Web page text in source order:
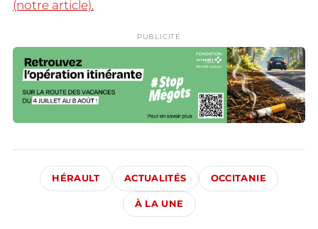
(notre article).
PUBLICITÉ
HÉRAULT ACTUALITÉS OCCITANIE
À LA UNE